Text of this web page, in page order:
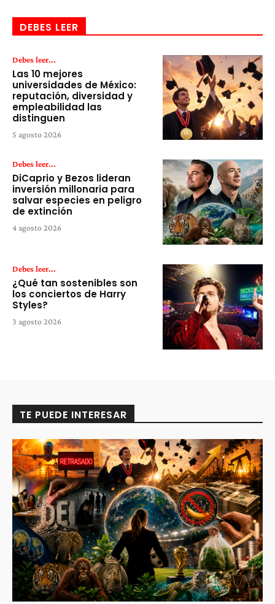
DEBES LEER
Debes leer...
Las 10 mejores
universidades de México:
reputación, diversidad y
empleabilidad las
distinguen
5 agosto 2026
Debes leer...
DiCaprio y Bezos lideran
inversión millonaria para
salvar especies en peligro
de extinción
4 agosto 2026
Debes leer...
¿Qué tan sostenibles son
los conciertos de Harry
Styles?
3 agosto 2026
TE PUEDE INTERESAR